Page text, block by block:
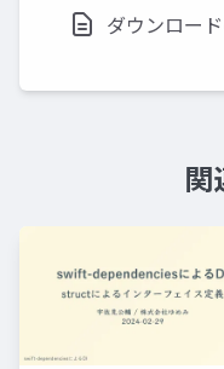
ダウンロー
関